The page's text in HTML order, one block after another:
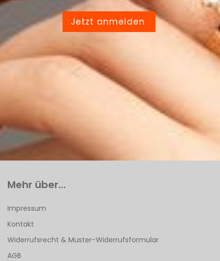
Jetzt anmelden
Mehr über...
Impressum
Kontakt
Widerrufsrecht & Muster-Widerrufsformular
AGB